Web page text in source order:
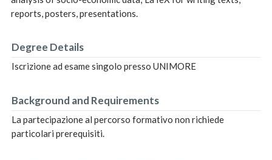
reports, posters, presentations.
Degree Details
Iscrizione ad esame singolo presso UNIMORE
Background and Requirements
La partecipazione al percorso formativo non richiede
particolari prerequisiti.